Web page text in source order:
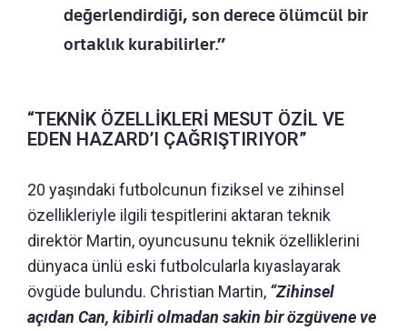
değerlendirdiği, son derece ölümcül bir
ortaklık kurabilirler.”
“TEKNİK ÖZELLİKLERİ MESUT ÖZİL VE
EDEN HAZARD’I ÇAĞRIŞTIRIYOR”
20 yaşındaki futbolcunun fiziksel ve zihinsel
özellikleriyle ilgili tespitlerini aktaran teknik
direktör Martin, oyuncusunu teknik özelliklerini
dünyaca ünlü eski futbolcularla kıyaslayarak
övgüde bulundu. Christian Martin, “Zihinsel
açıdan Can, kibirli olmadan sakin bir özgüvene ve